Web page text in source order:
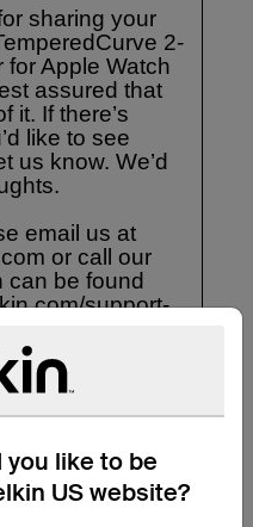
you like to be
US website?